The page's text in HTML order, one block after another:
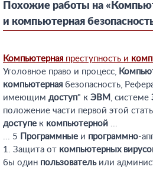
Похожие работы на
и компьютерная
Компьютерная преступность и
Уголовное право и процесс,
компьютерная безопасность,
имеющим доступ" к ЭВМ , системе
положение части первой этой
доступе к компьютерной ...
... 5
Программные и программно-
1. Защита от компьютерных
бы один пользовательили